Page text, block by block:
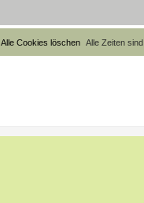
Alle Zeiten sind
Alle Cookies löschen